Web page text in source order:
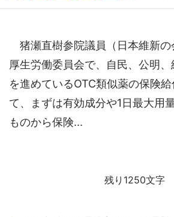
猪瀬直樹参院議員（日本維新の
厚生労働委員会で、自民、公明
を進めているOTC類似薬の保険
て、まずは有効成分や1日最大用
ものから保険...
残り1250文字